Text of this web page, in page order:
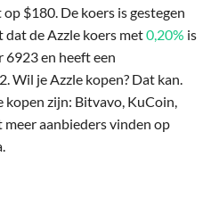
$180. De koers is gestegen
dat de Azzle koers met0,20% is
6923 en heeft een
Wil je Azzle kopen? Dat kan.
kopen zijn: Bitvavo, KuCoin,
meer aanbieders vinden op